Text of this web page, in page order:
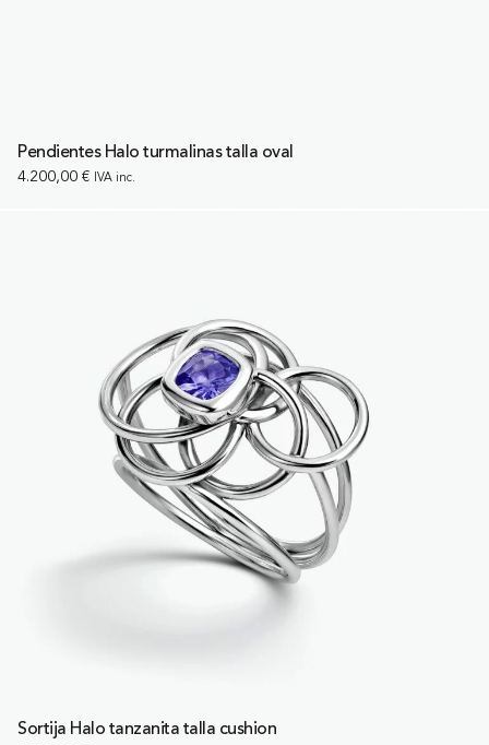
Pendientes Halo turmalinas talla oval
4.200,00 € IVA inc.
Sortija Halo tanzanita talla cushion